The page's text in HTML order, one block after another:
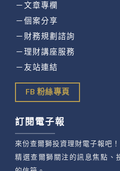
－文章專欄
－個案分享
－財務規劃諮詢
－理財講座服務
－友站連結
FB 粉絲專頁
訂閱電子報
來份查爾獅投資理財電子報吧！
精選查爾獅關注的訊息焦點、